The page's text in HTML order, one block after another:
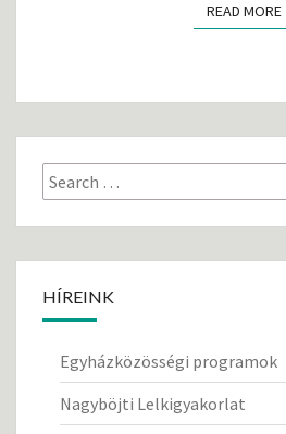
READ MORE
Search
for:
HÍREINK
Egyházközösségi programok
Nagyböjti Lelkigyakorlat